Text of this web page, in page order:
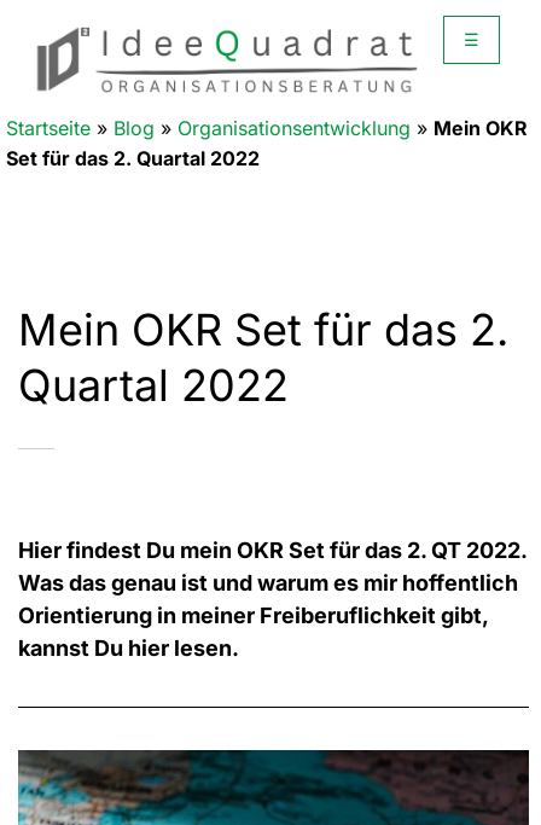
☰
Startseite » Blog » Organisationsentwicklung » Mein OKR
Set für das 2. Quartal 2022
Mein OKR Set für das 2.
Quartal 2022
Hier findest Du mein OKR Set für das 2. QT 2022.
Was das genau ist und warum es mir hoffentlich
Orientierung in meiner Freiberuflichkeit gibt,
kannst Du hier lesen.